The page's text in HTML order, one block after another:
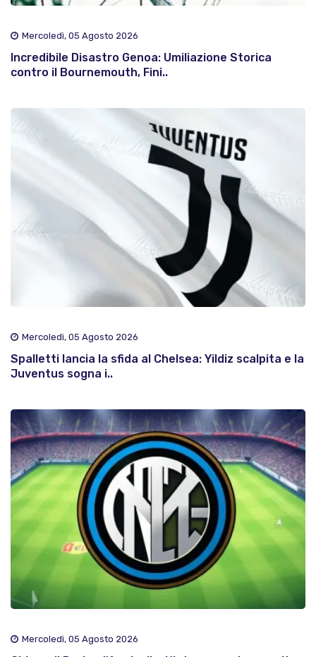
Mercoledì, 05 Agosto 2026
Incredibile Disastro Genoa: Umiliazione Storica
contro il Bournemouth, Fini..
Mercoledì, 05 Agosto 2026
Spalletti lancia la sfida al Chelsea: Yildiz scalpita e la
Juventus sogna i..
Mercoledì, 05 Agosto 2026